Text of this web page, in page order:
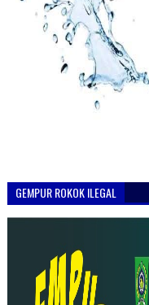
GEMPUR ROKOK ILEGAL